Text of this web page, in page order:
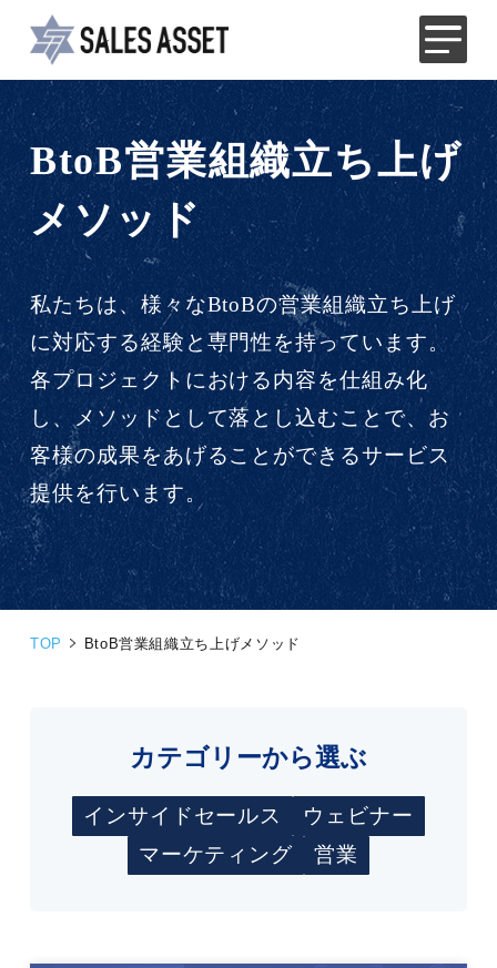
BtoB営業組織立ち上げ
メソッド
私たちは、様々なBtoBの営業組織立ち上げ
に対応する経験と専門性を持っています。
各プロジェクトにおける内容を仕組み化
し、メソッドとして落とし込むことで、お
客様の成果をあげることができるサービス
提供を行います。
TOP BtoB営業組織立ち上げメソッド
カテゴリーから選ぶ
インサイドセールス
ウェビナー
マーケティング
営業